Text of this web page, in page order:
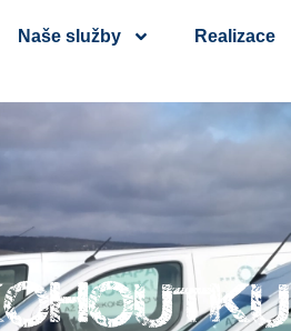
Naše služby Realizace